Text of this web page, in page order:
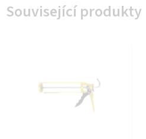
Související produkty